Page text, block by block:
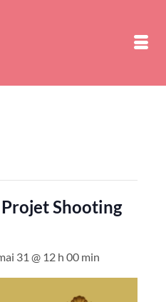
Shooting
31 @ 12 h 00 min